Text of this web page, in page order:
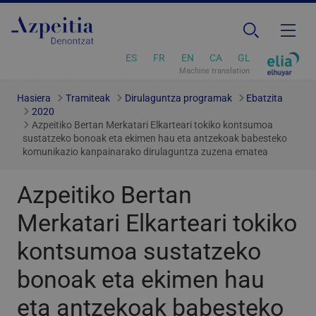
ES FR EN CA GL
Machine translation
Hasiera Tramiteak Dirulaguntza programak
Ebatzita
2020
Azpeitiko Bertan Merkatari Elkarteari tokiko kontsumoa
sustatzeko bonoak eta ekimen hau eta antzekoak babesteko
komunikazio kanpainarako dirulaguntza zuzena ematea
Azpeitiko Bertan
Merkatari Elkarteari tokiko
kontsumoa sustatzeko
bonoak eta ekimen hau
eta antzekoak babesteko